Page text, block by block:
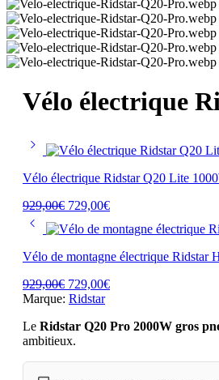
Vélo électrique
Vélo électrique Ridstar Q20 Lite
929,00€ 729,00€
Vélo de montagne électrique Ridstar
929,00€ 729,00€
Marque: Ridstar
Le Ridstar Q20 Pro 2000W gros
ambitieux.